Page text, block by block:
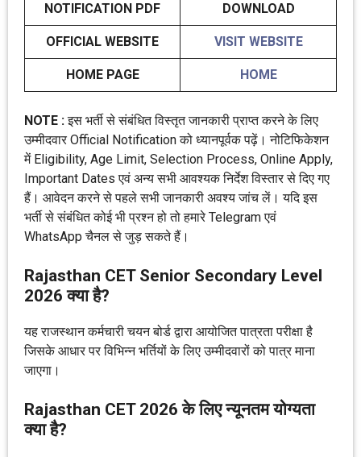
NOTIFICATION PDF DOWNLOAD
OFFICIAL WEBSITE VISIT WEBSITE
HOME PAGE HOME
NOTE :इस भर्ती से संबंधित विस्तृत जानकारी प्राप्त करने के लिए
उम्मीदवार Official Notification को ध्यानपूर्वक पढ़ें। नोटिफिकेशन
में Eligibility, Age Limit, Selection Process, Online Apply,
Important Dates एवं अन्य सभी आवश्यक निर्देश विस्तार से दिए गए
हैं। आवेदन करने से पहले सभी जानकारी अवश्य जांच लें। यदि इस
भर्ती से संबंधित कोई भी प्रश्न हो तो हमारे Telegram एवं
WhatsApp चैनल से जुड़ सकते हैं।
Rajasthan CET Senior Secondary Level
2026 क्या है?
यह राजस्थान कर्मचारी चयन बोर्ड द्वारा आयोजित पात्रता परीक्षा है
जिसके आधार पर विभिन्न भर्तियों के लिए उम्मीदवारों को पात्र माना
जाएगा।
Rajasthan CET 2026 के लिए न्यूनतम योग्यता
क्या है?